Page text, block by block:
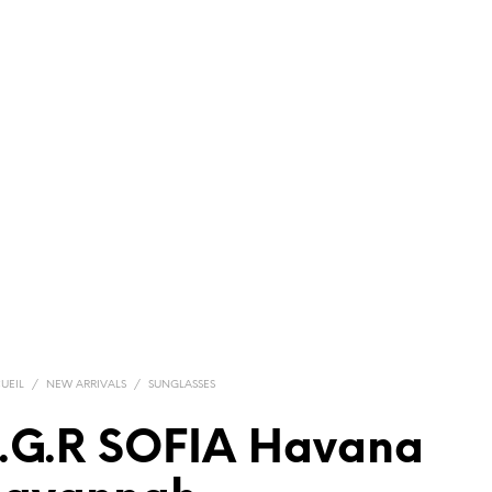
/ NEW ARRIVALS / SUNGLASSES
SOFIA Havana